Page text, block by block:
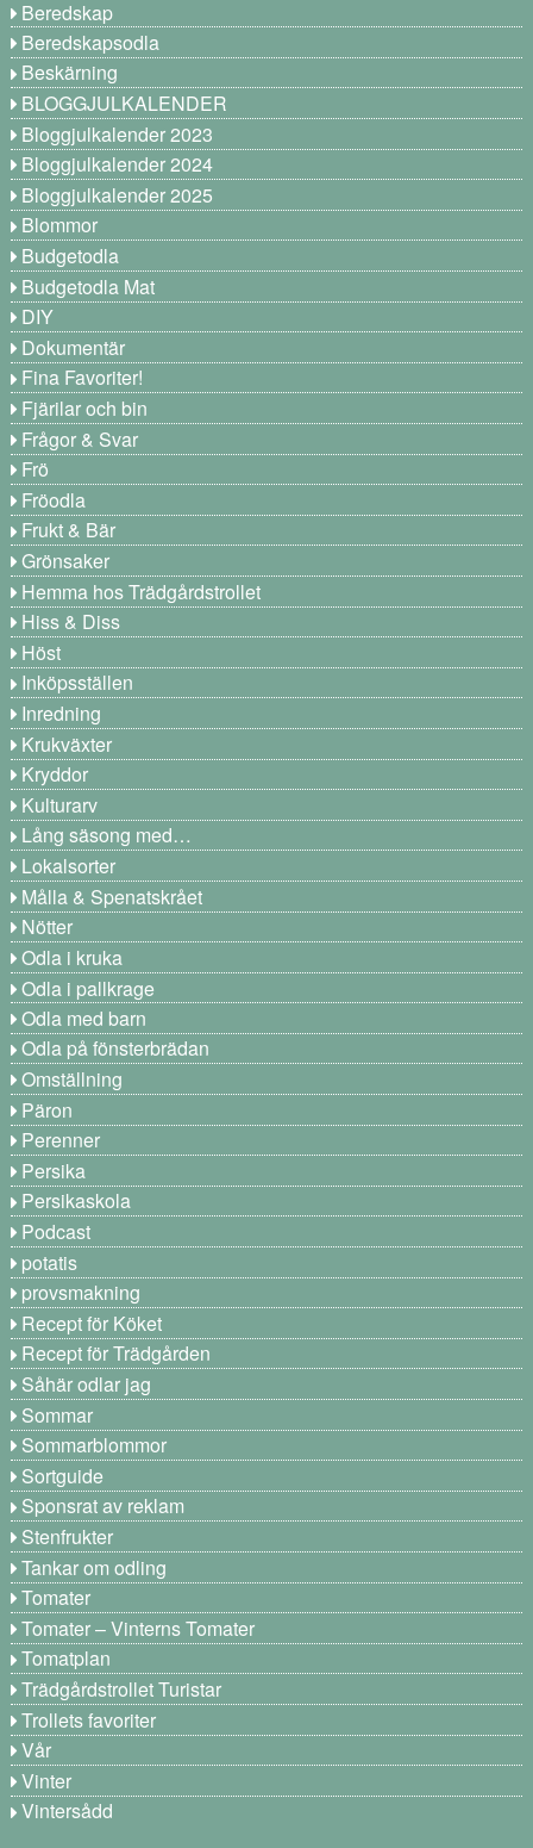
Beredskap
Beredskapsodla
Beskärning
BLOGGJULKALENDER
Bloggjulkalender 2023
Bloggjulkalender 2024
Bloggjulkalender 2025
Blommor
Budgetodla
Budgetodla Mat
DIY
Dokumentär
Fina Favoriter!
Fjärilar och bin
Frågor & Svar
Frö
Fröodla
Frukt & Bär
Grönsaker
Hemma hos Trädgårdstrollet
Hiss & Diss
Höst
Inköpsställen
Inredning
Krukväxter
Kryddor
Kulturarv
Lång säsong med…
Lokalsorter
Målla & Spenatskrået
Nötter
Odla i kruka
Odla i pallkrage
Odla med barn
Odla på fönsterbrädan
Omställning
Päron
Perenner
Persika
Persikaskola
Podcast
potatis
provsmakning
Recept för Köket
Recept för Trädgården
Såhär odlar jag
Sommar
Sommarblommor
Sortguide
Sponsrat av reklam
Stenfrukter
Tankar om odling
Tomater
Tomater – Vinterns Tomater
Tomatplan
Trädgårdstrollet Turistar
Trollets favoriter
Vår
Vinter
Vintersådd